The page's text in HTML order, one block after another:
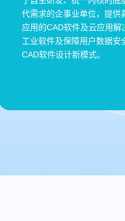
代需求的企事业单位，提供
应用的CAD软件及云应用解
工业软件及保障用户数据安
CAD软件设计新模式。